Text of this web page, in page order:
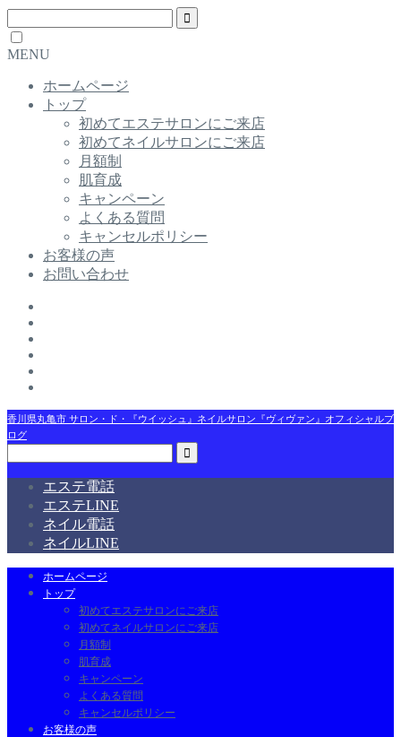
MENU
ホームページ
トップ
初めてエステサロンにご来店
初めてネイルサロンにご来店
月額制
肌育成
キャンペーン
よくある質問
キャンセルポリシー
お客様の声
お問い合わせ
香川県丸亀市 サロン・ド・『ウイッシュ』ネイルサロン『ヴィヴァン』オフィシャルブ
ログ
エステ電話
エステLINE
ネイル電話
ネイルLINE
ホームページ
トップ
初めてエステサロンにご来店
初めてネイルサロンにご来店
月額制
肌育成
キャンペーン
よくある質問
キャンセルポリシー
お客様の声